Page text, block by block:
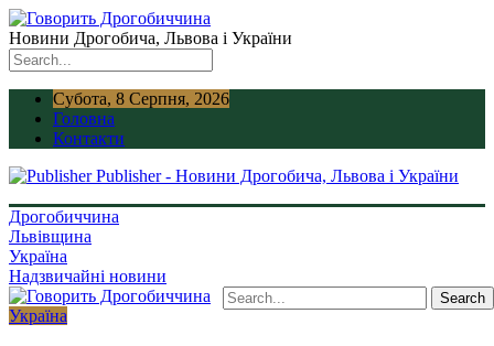
Новини Дрогобича, Львова і України
Субота, 8 Серпня, 2026
Головна
Контакти
Publisher - Новини Дрогобича, Львова і України
Дрогобиччина
Львівщина
Україна
Надзвичайні новини
Україна